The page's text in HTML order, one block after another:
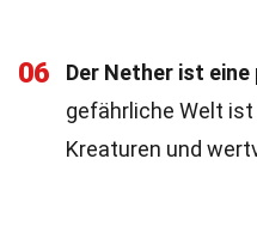
06 Der Nether ist eine
gefährliche Welt
Kreaturen und